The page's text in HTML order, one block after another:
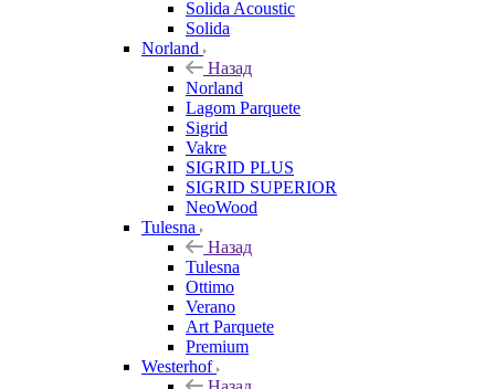
Solida Acoustic
Solida
Norland
Назад
Norland
Lagom Parquete
Sigrid
Vakre
SIGRID PLUS
SIGRID SUPERIOR
NeoWood
Tulesna
Назад
Tulesna
Ottimo
Verano
Art Parquete
Premium
Westerhof